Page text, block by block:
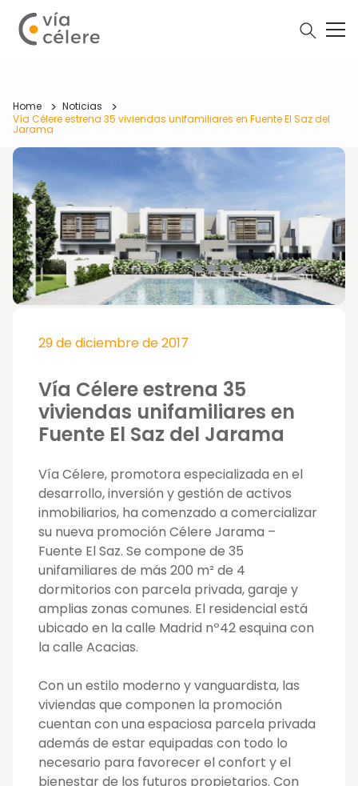
Home
Noticias
Vía Célere estrena 35 viviendas unifamiliares en Fuente El Saz del
Jarama
29 de diciembre de 2017
Vía Célere estrena 35
viviendas unifamiliares en
Fuente El Saz del Jarama
Vía Célere, promotora especializada en el
desarrollo, inversión y gestión de activos
inmobiliarios, ha comenzado a comercializar
su nueva promoción Célere Jarama –
Fuente El Saz. Se compone de 35
unifamiliares de más 200 m² de 4
dormitorios con parcela privada, garaje y
amplias zonas comunes. El residencial está
ubicado en la calle Madrid nº42 esquina con
la calle Acacias.
Con un estilo moderno y vanguardista, las
viviendas que componen la promoción
cuentan con una espaciosa parcela privada
además de estar equipadas con todo lo
necesario para favorecer el confort y el
bienestar de los futuros propietarios. Con